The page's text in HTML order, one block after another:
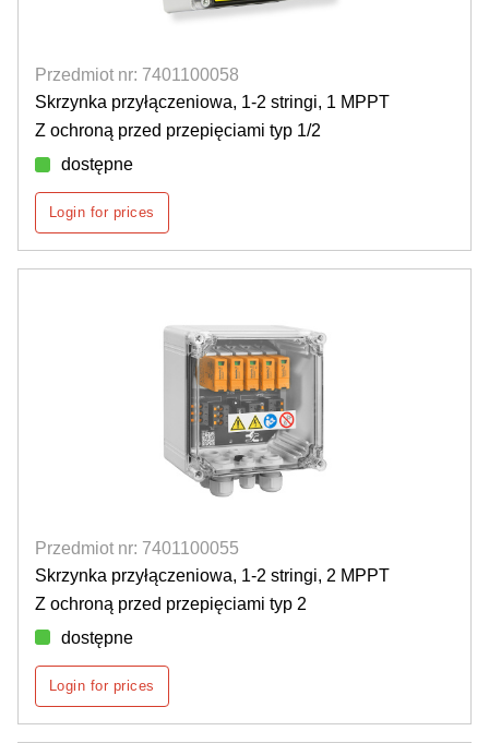
Przedmiot nr: 7401100058
Skrzynka przyłączeniowa, 1-2 stringi, 1 MPPT
Z ochroną przed przepięciami typ 1/2
dostępne
Login for prices
Przedmiot nr: 7401100055
Skrzynka przyłączeniowa, 1-2 stringi, 2 MPPT
Z ochroną przed przepięciami typ 2
dostępne
Login for prices